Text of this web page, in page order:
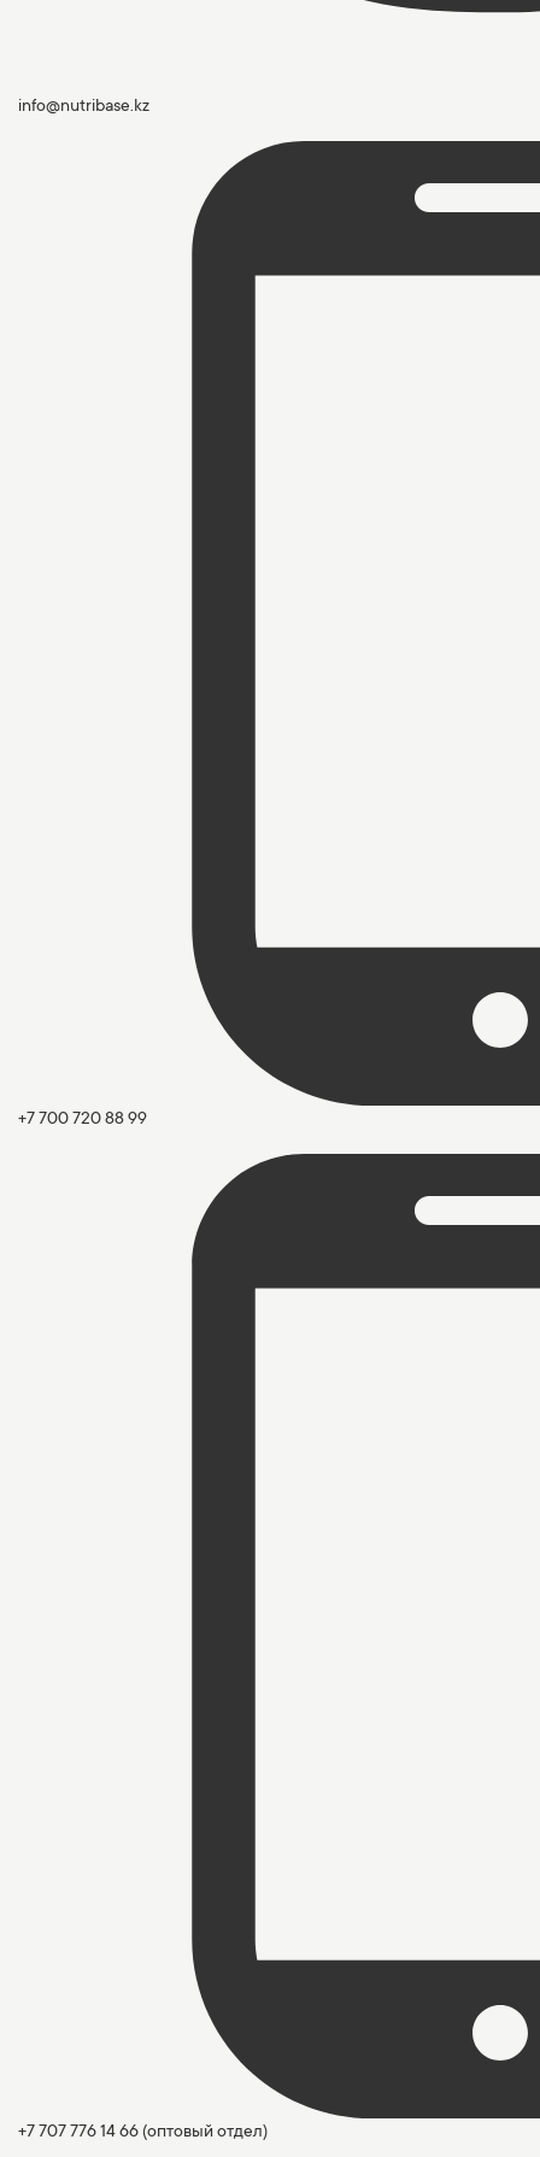
info@nutribase.kz
+7 700 720 88 99
+7 707 776 14 66 (оптовый отдел)